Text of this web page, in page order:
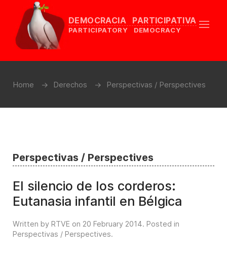
DEMOCRACIA PARTICIPATIVA
PARTICIPATORY DEMOCRACY
Home Derechos Perspectivas / Perspectives
Perspectivas / Perspectives
El silencio de los corderos:
Eutanasia infantil en Bélgica
Written by RTVE on 20 February 2014. Posted in
Perspectivas / Perspectives.